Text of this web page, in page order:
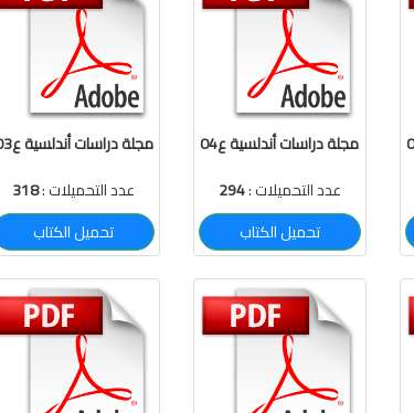
مجلة دراسات أندلسية ع03
عدد التحميلات :318
تحميل الكتاب
مجلة دراسات أندلسية ع04
عدد التحميلات :294
تحميل الكتاب